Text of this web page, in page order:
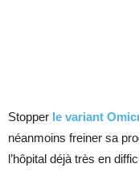
Stopper le variant
néanmoins freiner sa
l’hôpital déjà très en